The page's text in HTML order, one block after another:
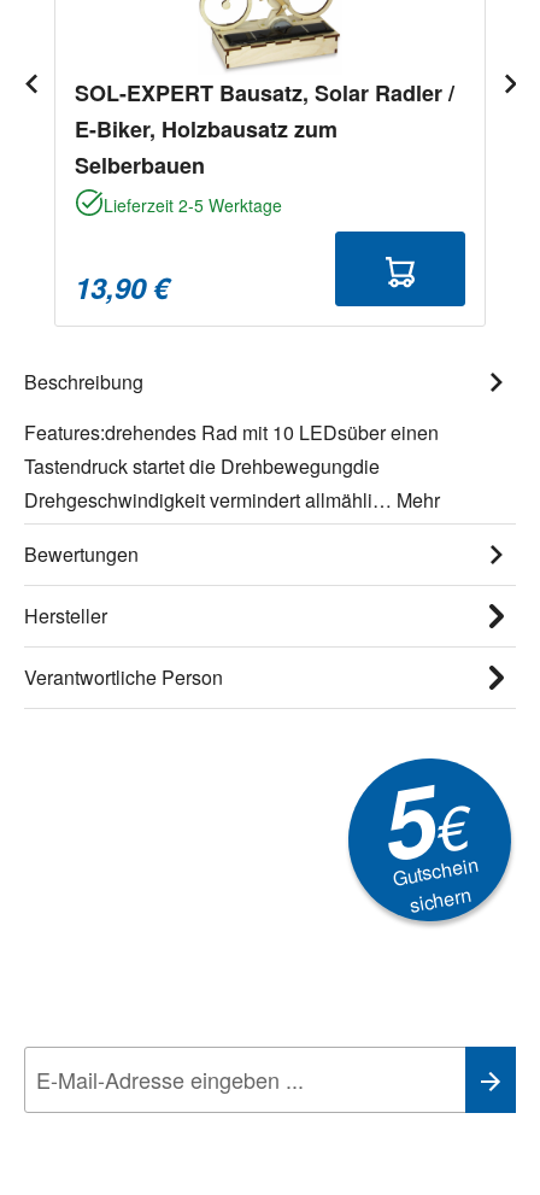
SOL-EXPERT Bausatz, Solar Radler /
E-Biker, Holzbausatz zum
Selberbauen
Lieferzeit 2-5 Werktage
13,90 €
Beschreibung
Features:drehendes Rad mit 10 LEDsüber einen
Tastendruck startet die Drehbewegungdie
Drehgeschwindigkeit vermindert allmähli… Mehr
Bewertungen
Hersteller
Verantwortliche Person
5€
Gutschein
sichern